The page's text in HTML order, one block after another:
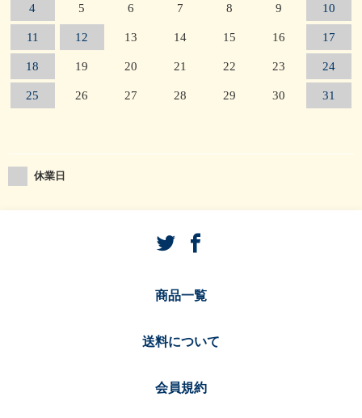
4 5 6 7 8 9 10
11 12 13 14 15 16 17
18 19 20 21 22 23 24
25 26 27 28 29 30 31
休業日
商品一覧
送料について
会員規約